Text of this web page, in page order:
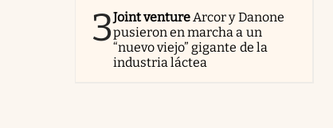
3Joint ventureArcor y Danone
pusieron en marcha a un
“nuevo viejo” gigante de la
industria láctea